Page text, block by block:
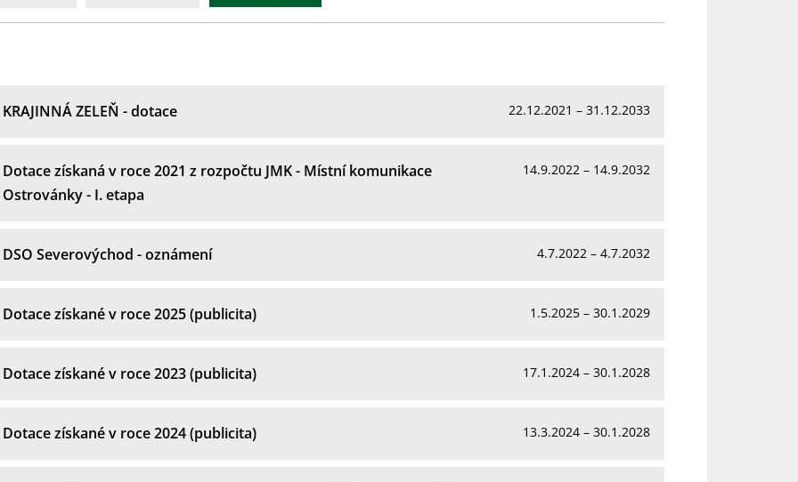
KRAJINNÁ ZELEŇ - dotace 22.12.2021 – 31.12.2033
Dotace získaná v roce 2021 z rozpočtu JMK - Místní komunikace
Ostrovánky - I. etapa
14.9.2022 – 14.9.2032
DSO Severovýchod - oznámení 4.7.2022 – 4.7.2032
Dotace získané v roce 2025 (publicita) 1.5.2025 – 30.1.2029
Dotace získané v roce 2023 (publicita) 17.1.2024 – 30.1.2028
Dotace získané v roce 2024 (publicita) 13.3.2024 – 30.1.2028